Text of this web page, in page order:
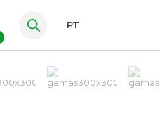
ES
PT